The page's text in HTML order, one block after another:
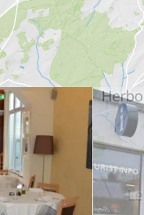
Meer informatie